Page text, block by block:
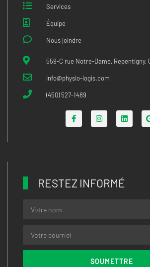
Services
Équipe
Nous joindre
559-C rue Notre-Dame, Repentigny,
info@physio-logis.com
(450) 527-1489
RESTEZ INFORMÉ
SOUMETTRE